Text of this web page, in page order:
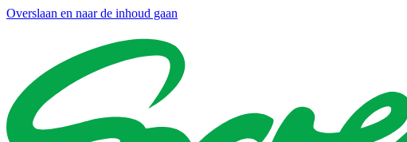
Overslaan en naar de inhoud gaan